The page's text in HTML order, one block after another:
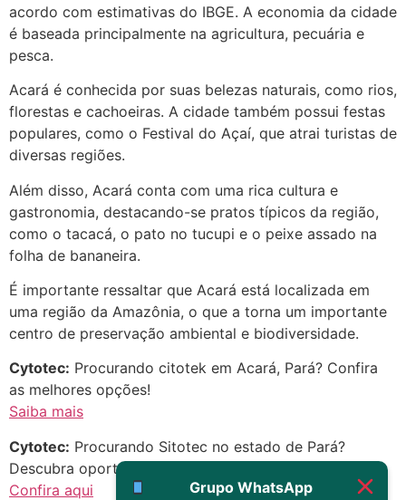
acordo com estimativas do IBGE. A economia da cidade
é baseada principalmente na agricultura, pecuária e
pesca.
Acará é conhecida por suas belezas naturais, como rios,
florestas e cachoeiras. A cidade também possui festas
populares, como o Festival do Açaí, que atrai turistas de
diversas regiões.
Além disso, Acará conta com uma rica cultura e
gastronomia, destacando-se pratos típicos da região,
como o tacacá, o pato no tucupi e o peixe assado na
folha de bananeira.
É importante ressaltar que Acará está localizada em
uma região da Amazônia, o que a torna um importante
centro de preservação ambiental e biodiversidade.
Cytotec: Procurando citotek em Acará, Pará? Confira
as melhores opções!
Saiba mais
Cytotec: Procurando Sitotec no estado de Pará?
Descubra oportunidades incríveis!
Confira aqui
Grupo WhatsApp
(879121**** em
22/05/2026 17:19:15
http://www.proaborto.com)
Eu acho, não sei
22/05/2026 17:19:16
(879121**** em
http://www.proaborto.com)
Deve ser um corrimento normal
22/05/2026 17:19:47
G (1199866**** em
http://www.proaborto.com)
Muito obrigadaaaaa